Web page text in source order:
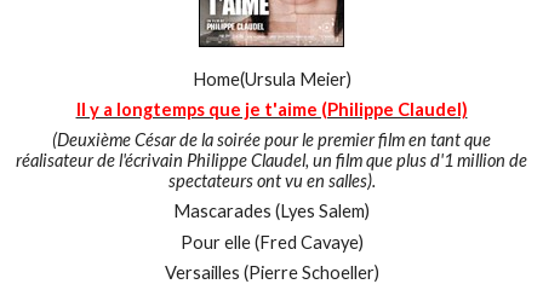
Home(Ursula Meier)
Il y a longtemps que je t'aime (Philippe Claudel)
(Deuxième César de la soirée pour le premier film en tant que
réalisateur de l'écrivain Philippe Claudel, un film que plus d'1 million de
spectateurs ont vu en salles).
Mascarades (Lyes Salem)
Pour elle (Fred Cavaye)
Versailles (Pierre Schoeller)